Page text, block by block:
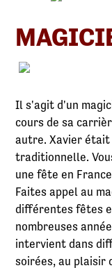
Il s'agit d'un
cours de sa
autre. Xavier était
traditionnelle.
une fête en
Faites appel au
différentes fêtes
nombreuses
intervient dans
soirées, au plaisir